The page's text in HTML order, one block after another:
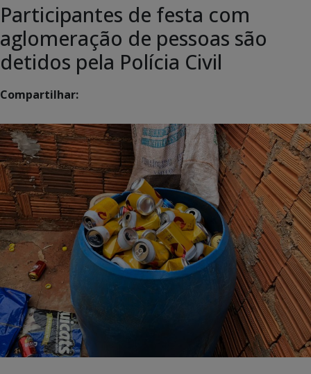
Participantes de festa com
aglomeração de pessoas são
detidos pela Polícia Civil
Compartilhar: